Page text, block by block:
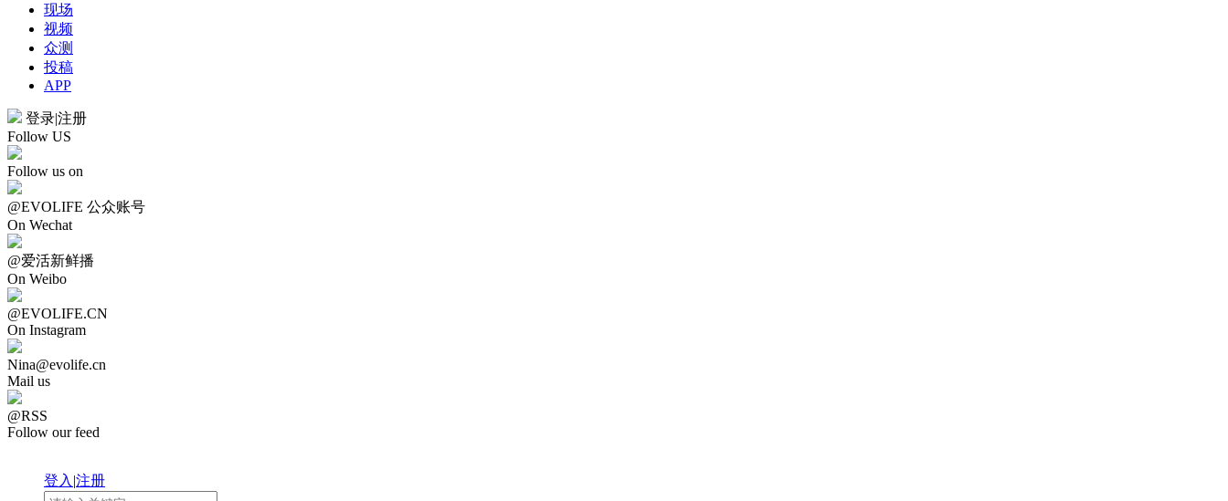
现场
视频
众测
投稿
APP
登录|注册
Follow US
Follow us on
@EVOLIFE 公众账号
On Wechat
@爱活新鲜播
On Weibo
@EVOLIFE.CN
On Instagram
Nina@evolife.cn
Mail us
@RSS
Follow our feed
登入|注册